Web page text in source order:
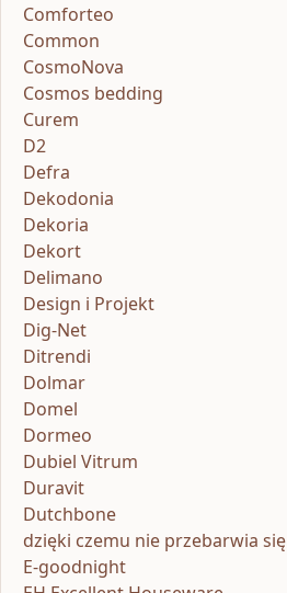
Comforteo
Common
CosmoNova
Cosmos bedding
Curem
D2
Defra
Dekodonia
Dekoria
Dekort
Delimano
Design i Projekt
Dig-Net
Ditrendi
Dolmar
Domel
Dormeo
Dubiel Vitrum
Duravit
Dutchbone
dzięki czemu nie przebarwia się
E-goodnight